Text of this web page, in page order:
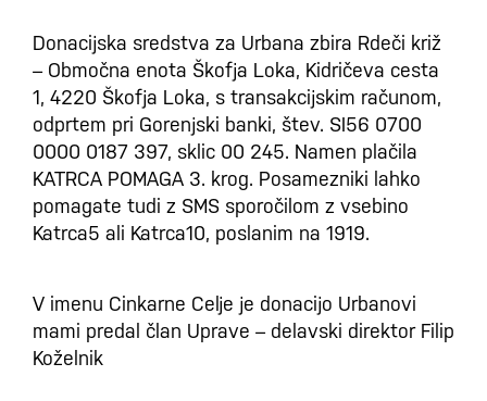
Donacijska sredstva za Urbana zbira Rdeči križ
– Območna enota Škofja Loka, Kidričeva cesta
1, 4220 Škofja Loka, s transakcijskim računom,
odprtem pri Gorenjski banki, štev. SI56 0700
0000 0187 397, sklic 00 245. Namen plačila
KATRCA POMAGA 3. krog. Posamezniki lahko
pomagate tudi z SMS sporočilom z vsebino
Katrca5 ali Katrca10, poslanim na 1919.
V imenu Cinkarne Celje je donacijo Urbanovi
mami predal član Uprave – delavski direktor Filip
Koželnik